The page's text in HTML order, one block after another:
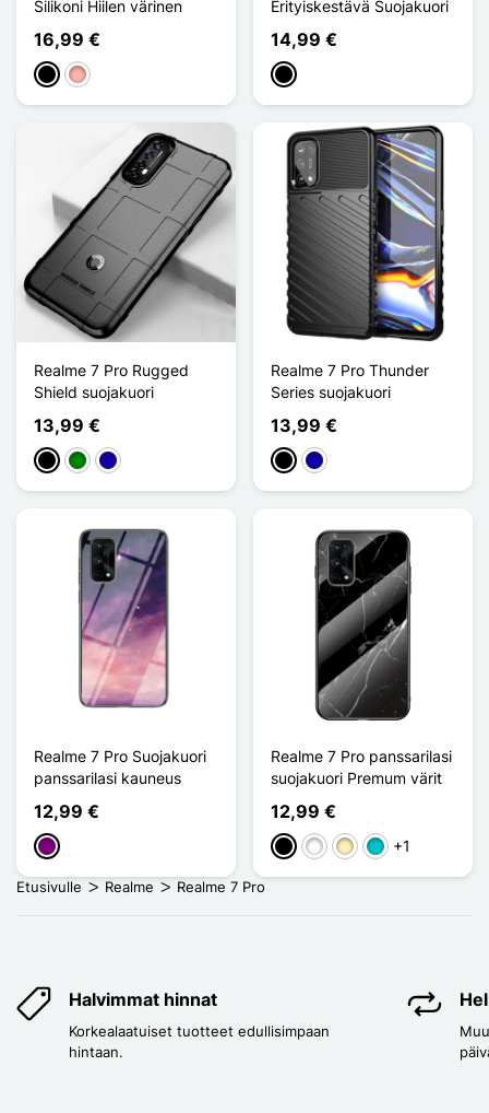
Silikoni Hiilen värinen
16,99 €
MustaOr Rose
Erityiskestävä Suojakuori
14,99 €
Musta
Realme 7 Pro Rugged
Shield suojakuori
13,99 €
MustaVihreäBleu Foncé
Realme 7 Pro Thunder
Series suojakuori
13,99 €
MustaBleu Foncé
Realme 7 Pro Suojakuori
panssarilasi kauneus
12,99 €
Violet
Realme 7 Pro panssarilasi
suojakuori Premum värit
12,99 €
MustaValkoinen
DoréTurquoise
+1
Etusivulle Realme Realme 7 Pro
Halvimmat hinnat
Korkealaatuiset tuotteet edullisimpaan
hintaan.